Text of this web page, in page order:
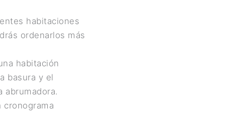
habitaciones
ordenarlos más
habitación
basura y el
abrumadora.
cronograma